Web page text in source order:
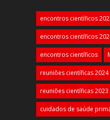
encontros científicos
encontros científicos
encontros científicos
reuniões científicas 2024
reuniões científicas 2023
cuidados de saúde